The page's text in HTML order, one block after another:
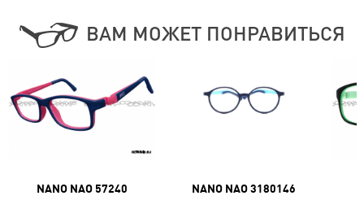
ВАМ МОЖЕТ ПОНРАВИТЬСЯ
NANO NAO 57240 NANO NAO 3180146